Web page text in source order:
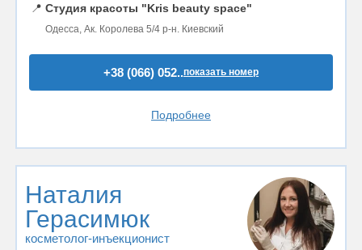
📍 Студия красоты "Kris beauty space"
Одесса, Ак. Королева 5/4 р-н. Киевский
+38 (066) 052..показать номер
Подробнее
Наталия
Герасимюк
косметолог-инъекционист